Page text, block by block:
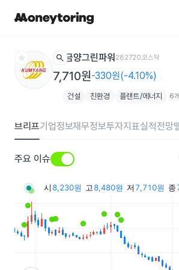
star search 금양그린파워 282720코스닥
7,710원-330원(-4.10%)
건설 친환경 플랜트/에너지 6
브리프기업정보재무정보투자지표실적전망
주요 이슈